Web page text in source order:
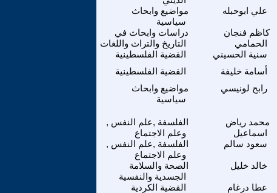
مواضيع وابحاث
سياسية
علي ابوحبله
دراسات وابحاث في
التاريخ والتراث واللغات
كاظم فنجان
الحمامي
القضية الفلسطينية سنية الحسيني
القضية الفلسطينية
أسامة خليفة
مواضيع وابحاث
سياسية
رابح لونيسي
الفلسفة ,علم النفس ,
وعلم الاجتماع
محمد رياض
اسماعيل
الفلسفة ,علم النفس ,
وعلم الاجتماع
سعود سالم
الصحة والسلامة
الجسدية والنفسية
خالد خليل
القضية الكردية عطا درغام